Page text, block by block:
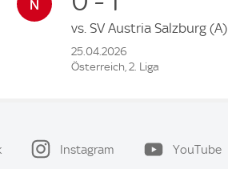
vs. SV Austria Salzburg (A)
25.04.2026
Österreich, 2. Liga
Instagram YouTube